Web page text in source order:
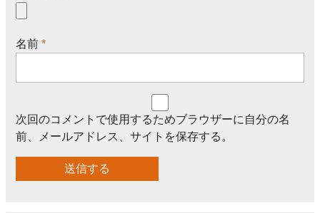
名前 *
次回のコメントで使用するためブラウザーに自分の名
前、メールアドレス、サイトを保存する。